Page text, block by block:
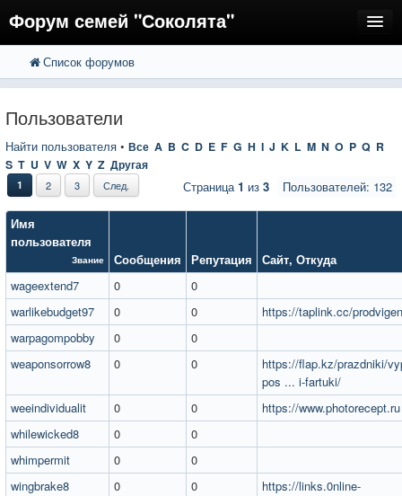
Форум семей "Соколята"
FAQ
Вход
Список форумов
Пользователи
Найти пользователя • Все A B C D E F G H I J K L M N O P Q R
S T U V W X Y Z Другая
Пользователей: 132
1 2 3 След. Страница1 из 3
Имя
пользователя
Звание Сообщения Репутация Сайт, Откуда
wageextend7
0
0
warlikebudget97
0 0
https://taplink.cc/
warpagompobby
0
0
weaponsorrow8
0 0
https://flap.kz/prazdniki/
pos ... i-fartuki/
weeindividualit
0 0
https://www.photorecept.ru
whilewicked8
0
0
whimpermit
0
0
wingbrake8
0 0
https://links.0nline-